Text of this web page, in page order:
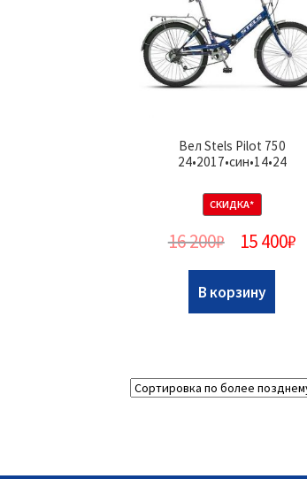
Вел Stels Pilot 750
24•2017•син•14•24
СКИДКА*
16 200₽ 15 400₽
В корзину